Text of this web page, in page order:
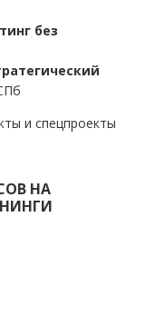
без
и спецпроекты
НА